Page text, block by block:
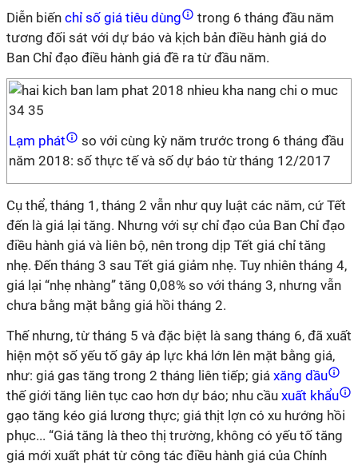
Diễn biến chỉ số giá tiêu dùng
trong 6 tháng đầu năm
tương đối sát với dự báo và kịch bản điều hành giá do
Ban Chỉ đạo điều hành giá đề ra từ đầu năm.
Lạm phát
so với cùng kỳ năm trước trong 6 tháng đầu
năm 2018: số thực tế và số dự báo từ tháng 12/2017
Cụ thể, tháng 1, tháng 2 vẫn như quy luật các năm, cứ Tết
đến là giá lại tăng. Nhưng với sự chỉ đạo của Ban Chỉ đạo
điều hành giá và liên bộ, nên trong dịp Tết giá chỉ tăng
nhẹ. Đến tháng 3 sau Tết giá giảm nhẹ. Tuy nhiên tháng 4,
giá lại “nhẹ nhàng” tăng 0,08% so với tháng 3, nhưng vẫn
chưa bằng mặt bằng giá hồi tháng 2.
Thế nhưng, từ tháng 5 và đặc biệt là sang tháng 6, đã xuất
hiện một số yếu tố gây áp lực khá lớn lên mặt bằng giá,
như: giá gas tăng trong 2 tháng liên tiếp; giá xăng dầu
thế giới tăng liên tục cao hơn dự báo; nhu cầu xuất khẩu
gạo tăng kéo giá lương thực; giá thịt lợn có xu hướng hồi
phục... “Giá tăng là theo thị trường, không có yếu tố tăng
giá mới xuất phát từ công tác điều hành giá của Chính